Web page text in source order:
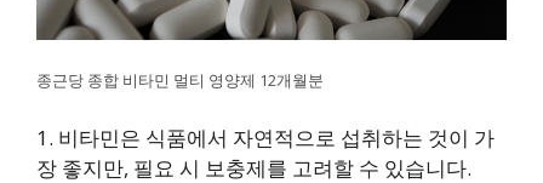
종근당 종합 비타민 멀티 영양제 12개월분
1. 비타민은 식품에서 자연적으로 섭취하는 것이 가
장 좋지만, 필요 시 보충제를 고려할 수 있습니다.